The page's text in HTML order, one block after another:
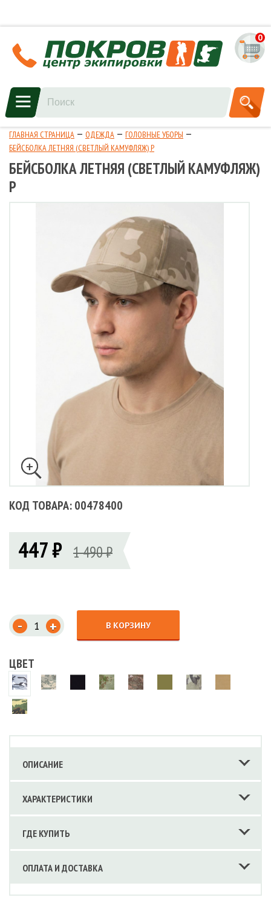
0
ГЛАВНАЯ СТРАНИЦА ОДЕЖДА
ГОЛОВНЫЕ УБОРЫ
БЕЙСБОЛКА ЛЕТНЯЯ (СВЕТЛЫЙ КАМУФЛЯЖ) Р
БЕЙСБОЛКА ЛЕТНЯЯ (СВЕТЛЫЙ КАМУФЛЯЖ)
Р
КОД ТОВАРА: 00478400
447 ₽ 1 490 ₽
- + В КОРЗИНУ
ЦВЕТ
ОПИСАНИЕ
ХАРАКТЕРИСТИКИ
ГДЕ КУПИТЬ
ОПЛАТА И ДОСТАВКА